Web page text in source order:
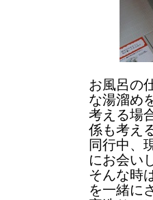
お風呂の
な湯溜め
考える場
係も考え
同行中、
にお会い
そんな時
を一緒に